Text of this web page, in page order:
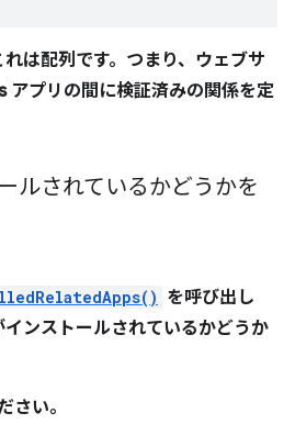
は配列です。つまり、ウェブサ
アプリの間に検証済みの関係を定
ルされているかどうかを
を呼び出し
ンストールされているかどうか
さい。